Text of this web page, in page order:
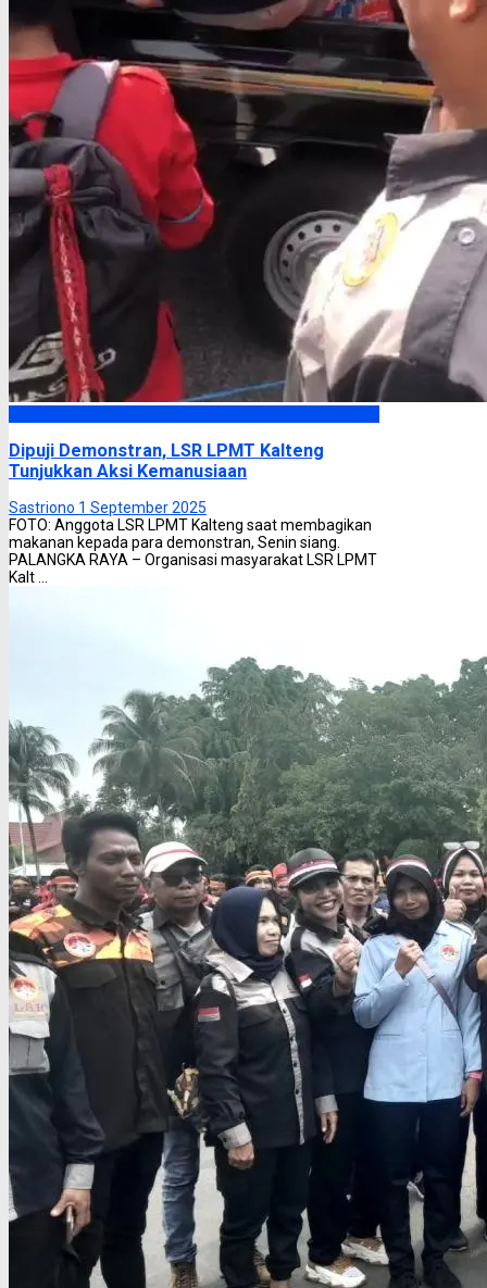
Dipuji Demonstran, LSR LPMT Kalteng
Tunjukkan Aksi Kemanusiaan
Sastriono 1 September 2025
FOTO: Anggota LSR LPMT Kalteng saat membagikan
makanan kepada para demonstran, Senin siang.
PALANGKA RAYA – Organisasi masyarakat LSR LPMT
Kalt ...